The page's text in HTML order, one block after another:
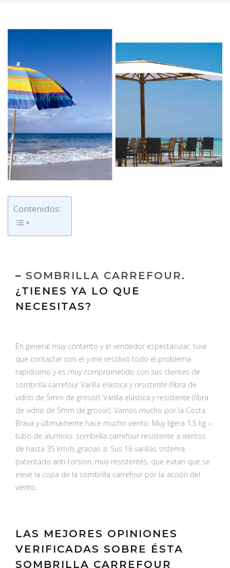
Contenidos:
– SOMBRILLA CARREFOUR.
¿TIENES YA LO QUE
NECESITAS?
En general muy contento y el vendedor espectacular, tuve
que contactar con el y me resolvió todo el problema
rapidísimo y es muy comprometido con sus clientes de
sombrilla carrefour Varilla elástica y resistente (fibra de
vidrio de 5mm de grosor). Varilla elástica y resistente (fibra
de vidrio de 5mm de grosor). Vamos mucho por la Costa
Brava y ùltimamente hace mucho viento. Muy ligera 1,5 kg –
tubo de aluminio. sombrilla carrefour resistente a vientos
de hasta 35 km/h, gracias a: Sus 16 varillas sistema
patentado anti-torsion, muy resistentes, que evitan que se
eleve la copa de la sombrilla carrefour por la acción del
viento.
LAS MEJORES OPINIONES
VERIFICADAS SOBRE ÉSTA
SOMBRILLA CARREFOUR